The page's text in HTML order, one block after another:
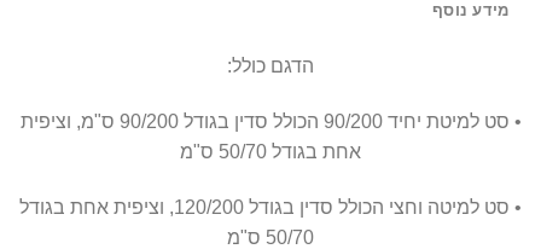
מידע נוסף
הדגם כולל:
• סט למיטת יחיד 90/200 הכולל סדין בגודל 90/200 ס"מ, וציפית
אחת בגודל 50/70 ס"מ
• סט למיטה וחצי הכולל סדין בגודל 120/200, וציפית אחת בגודל
50/70 ס"מ